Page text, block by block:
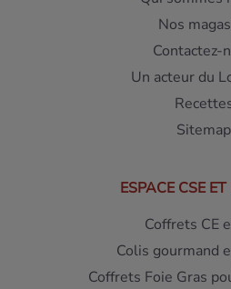
Nos
Contactez-
Un acteur du
Sitemap
ESPACE CSE
Coffrets CE
Colis gourmand
Coffrets Foie Gras